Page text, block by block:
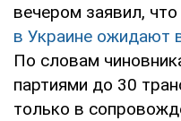
вечером заявил, что
в Украине ожидают
По словам
партиями до 30
только в